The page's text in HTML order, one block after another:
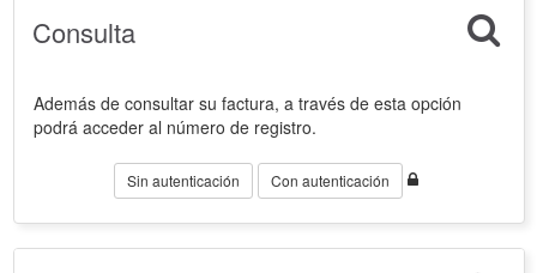
Consulta
Además de consultar su factura, a través de esta opción
podrá acceder al número de registro.
Sin autenticación Con autenticación